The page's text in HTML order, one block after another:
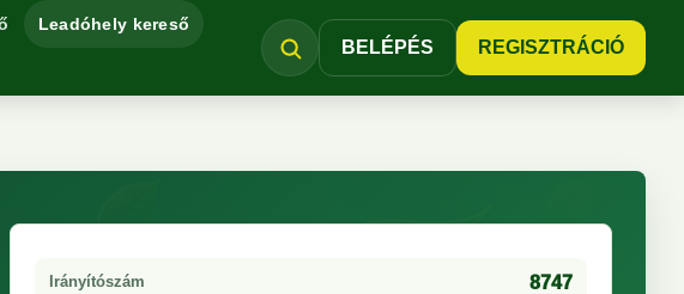
Leadóhely kereső
BELÉPÉS REGISZTRÁCIÓ
Irányítószám 8747